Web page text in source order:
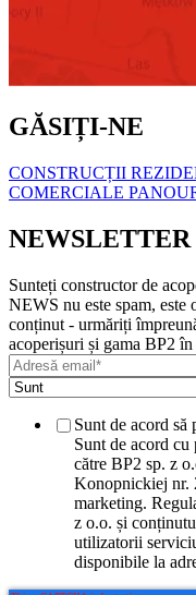
GĂSIȚI-NE
CONSTRUCȚII
COMERCIALE
NEWSLETTER
Sunteți constructor de
NEWS nu este spam, este
conținut - urmăriți
acoperișuri și gama BP2
Sunt de acord să
Sunt de acord cu
către BP2 sp. z
Konopnickiej nr.
marketing.
z o.o. și
utilizatorii
disponibile la